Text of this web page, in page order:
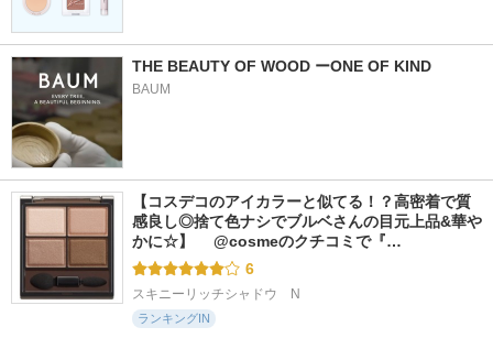
THE BEAUTY OF WOOD ーONE OF KIND
BAUM
【コスデコのアイカラーと似てる！？高密着で質
感良し◎捨て色ナシでブルベさんの目元上品&華や
かに☆】 　@cosmeのクチコミで『…
6
スキニーリッチシャドウ　N
ランキングIN